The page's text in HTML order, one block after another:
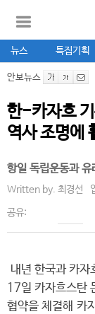
뉴스 특집기획
안보뉴스
한-카자흐
역사 조명에
항일 독립운동과
Written by. 최경선
공유:
내년 한국과 카
17일 카자흐스탄
협약을 체결해 카